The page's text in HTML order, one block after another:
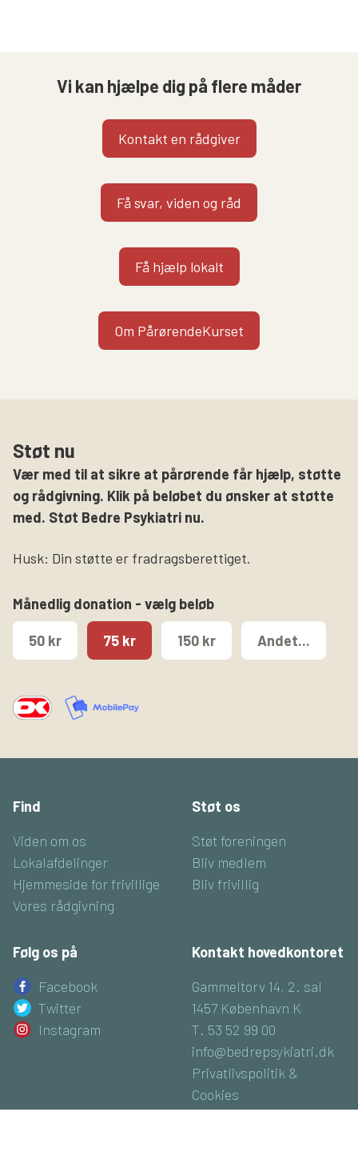
Vi kan hjælpe dig på flere måder
Kontakt en rådgiver
Få svar, viden og råd
Få hjælp lokalt
Om PårørendeKurset
Støt nu
Vær med til at sikre at pårørende får hjælp, støtte
og rådgivning. Klik på beløbet du ønsker at støtte
med. Støt Bedre Psykiatri nu.
Husk: Din støtte er fradragsberettiget.
Månedlig donation - vælg beløb
50 kr 75 kr 150 kr Andet...
Find
Viden om os
Lokalafdelinger
Hjemmeside for frivillige
Vores rådgivning
Støt os
Støt foreningen
Bliv medlem
Bliv frivillig
Følg os på
Facebook
Twitter
Instagram
Kontakt hovedkontoret
Gammeltorv 14, 2. sal
1457 København K
T. 53 52 99 00
info@bedrepsykiatri.dk
Privatlivspolitik &
Cookies